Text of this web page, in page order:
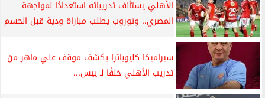
الأهلي يستأنف تدريباته استعدادًا لمواجهة
المصري.. وتوروب يطلب مباراة ودية قبل الحسم
سيراميكا كليوباترا يكشف موقف علي ماهر من
تدريب الأهلي خلفًا لـ ييس...